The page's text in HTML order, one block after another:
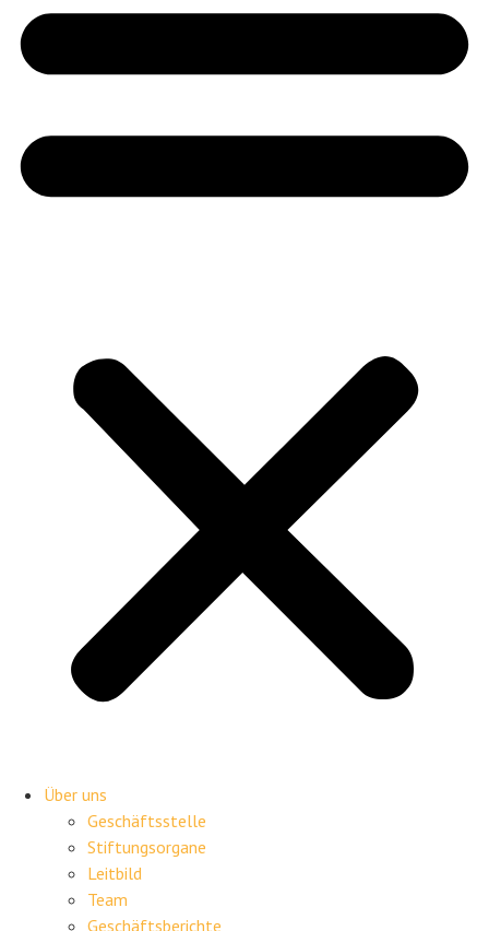
Über uns
Geschäftsstelle
Stiftungsorgane
Leitbild
Team
Geschäftsberichte